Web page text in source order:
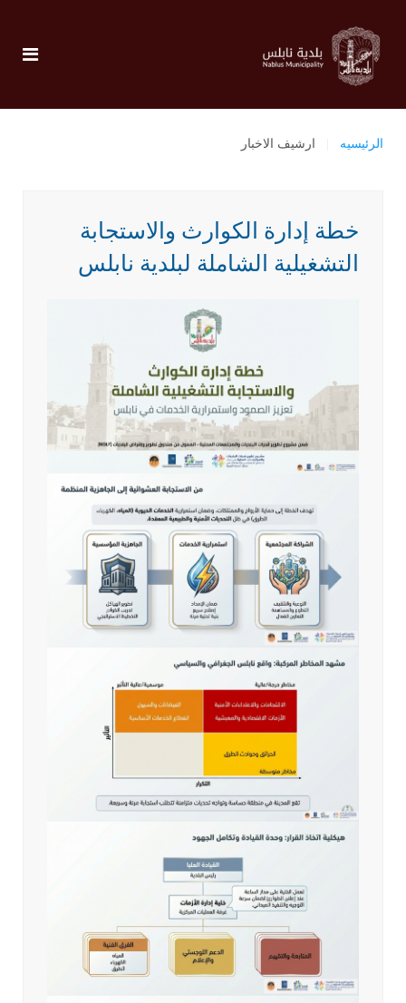
الرئيسيه ارشيف الاخبار
خطة إدارة الكوارث والاستجابة
التشغيلية الشاملة لبلدية نابلس